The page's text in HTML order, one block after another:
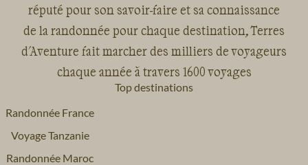
réputé pour son savoir-faire et sa connaissance
de la randonnée pour chaque destination, Terres
d'Aventure fait marcher des milliers de voyageurs
chaque année à travers 1600 voyages
Top destinations
Randonnée France
Voyage Tanzanie
Randonnée Maroc